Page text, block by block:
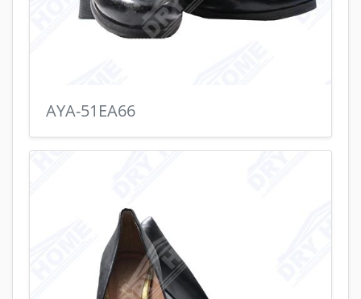
AYA-51EA66